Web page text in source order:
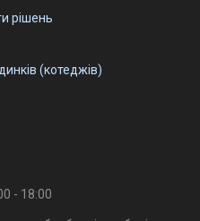
рішень
(котеджів)
- 18:00